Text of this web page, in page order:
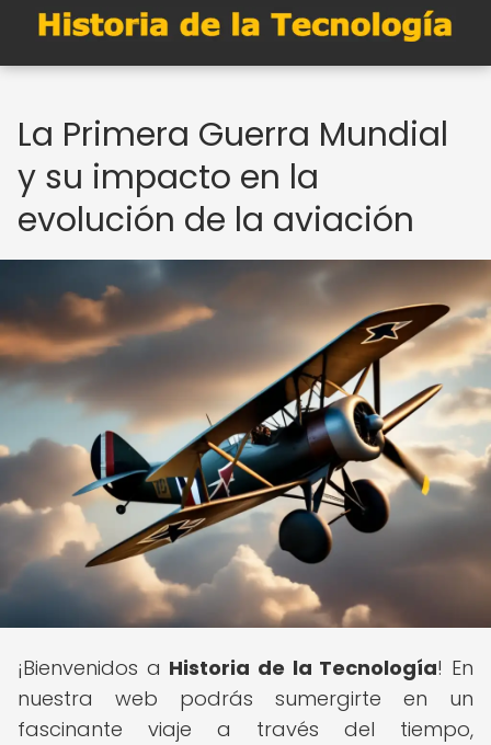
La Primera Guerra Mundial
y su impacto en la
evolución de la aviación
¡Bienvenidos a Historia de la Tecnología! En
nuestra web podrás sumergirte en un
fascinante viaje a través del tiempo,